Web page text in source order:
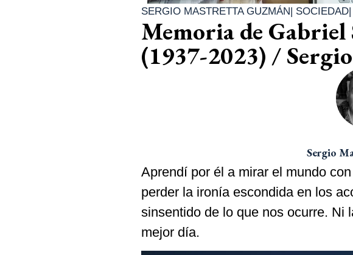
SERGIO MASTRETTA GUZMÁN| SOCIEDAD|
Memoria de Gabriel
(1937-2023) /
Sergio
Aprendí por él a mirar el mundo
perder la ironía escondida en los
sinsentido de lo que nos ocurre. Ni
mejor día.